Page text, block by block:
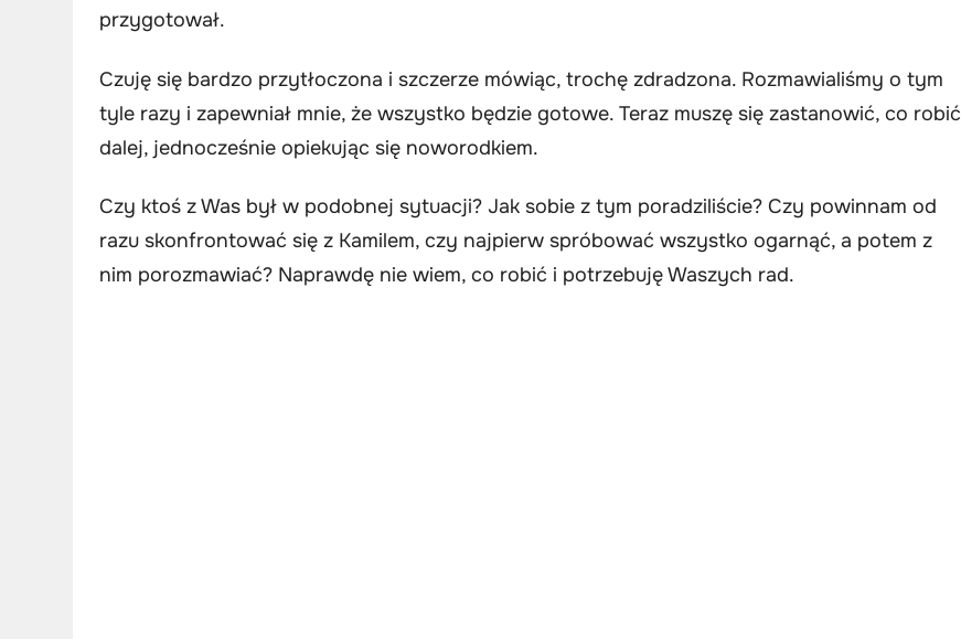
przygotował.
Czuję się bardzo przytłoczona i szczerze mówiąc, trochę zdradzona. Rozmawialiśmy o tym
tyle razy i zapewniał mnie, że wszystko będzie gotowe. Teraz muszę się zastanowić, co robić
dalej, jednocześnie opiekując się noworodkiem.
Czy ktoś z Was był w podobnej sytuacji? Jak sobie z tym poradziliście? Czy powinnam od
razu skonfrontować się z Kamilem, czy najpierw spróbować wszystko ogarnąć, a potem z
nim porozmawiać? Naprawdę nie wiem, co robić i potrzebuję Waszych rad.